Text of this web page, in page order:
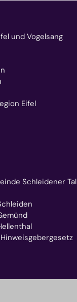
und Vogelsang
Eifel
Schleidener Tal